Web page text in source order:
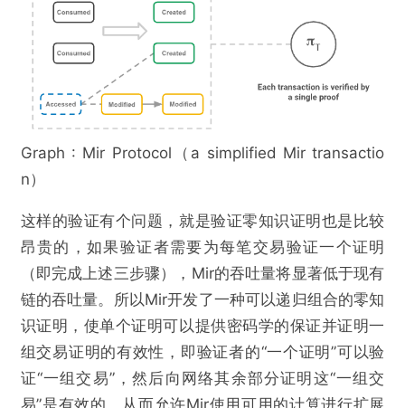
Graph : Mir Protocol（a simplified Mir transactio
n）
这样的验证有个问题，就是验证零知识证明也是比较
昂贵的，如果验证者需要为每笔交易验证一个证明
（即完成上述三步骤），Mir的吞吐量将显著低于现有
链的吞吐量。所以Mir开发了一种可以递归组合的零知
识证明，使单个证明可以提供密码学的保证并证明一
组交易证明的有效性，即验证者的“一个证明”可以验
证“一组交易”，然后向网络其余部分证明这“一组交
易”是有效的，从而允许Mir使用可用的计算进行扩展